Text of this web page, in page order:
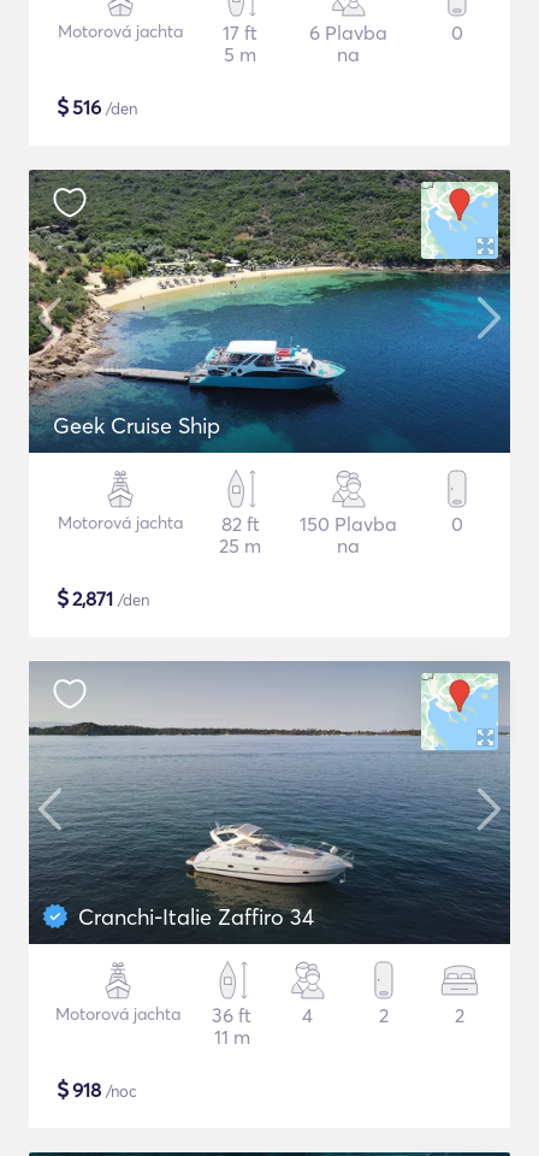
Motorová jachta
17 ft
5 m
6 Plavba
na
0
$516 /den
Geek Cruise Ship
Motorová jachta
82 ft
25 m
150 Plavba
na
0
$2,871 /den
Cranchi-Italie Zaffiro 34
Motorová jachta
36 ft
11 m
4 2 2
$918 /noc